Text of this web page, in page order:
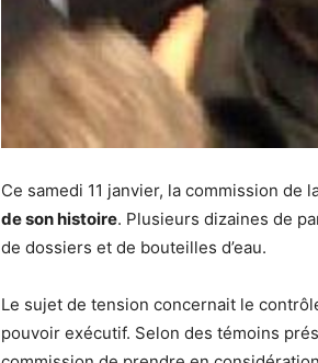
Ce samedi 11 janvier, la commission de
de son histoire. Plusieurs dizaines de
de dossiers et de bouteilles d’eau.
Le sujet de tension concernait le
pouvoir exécutif. Selon des témoins